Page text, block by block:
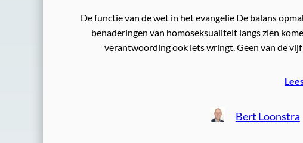
De functie van de wet in het evangelie De balans
benaderingen van homoseksualiteit langs zien
verantwoording ook iets wringt. Geen van de
Bert Loonstra